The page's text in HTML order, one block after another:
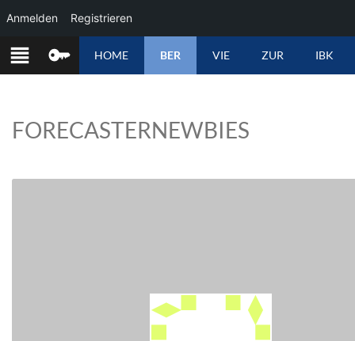
ZUM
INHALT
HOME BER VIE ZUR IBK
FORECASTERNEWBIES
Anmelden Registrieren